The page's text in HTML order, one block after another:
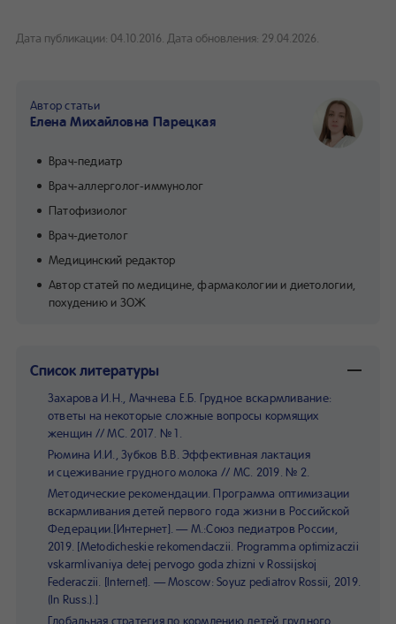
Дата публикации: 04.10.2016. Дата обновления: 29.04.2026.
Автор статьи
Елена Михайловна Парецкая
Врач-педиатр
Врач-аллерголог-иммунолог
Патофизиолог
Врач-диетолог
Медицинский редактор
Автор статей по медицине, фармакологии и диетологии,
похудению и ЗОЖ
Список литературы
Захарова И.Н., Мачнева Е.Б. Грудное вскармливание:
ответы на некоторые сложные вопросы кормящих
женщин // МС. 2017. № 1.
Рюмина И.И., Зубков В.В. Эффективная лактация
и сцеживание грудного молока // МС. 2019. № 2.
Методические рекомендации. Программа оптимизации
вскармливания детей первого года жизни в Российской
Федерации.[Интернет]. — М.:Союз педиатров России,
2019. [Metodicheskie rekomendaczii. Programma optimizaczii
vskarmlivaniya detej pervogo goda zhizni v Rossijskoj
Federaczii. [Internet]. — Moscow: Soyuz pediatrov Rossii, 2019.
(In Russ.).]
Глобальная стратегия по кормлению детей грудного